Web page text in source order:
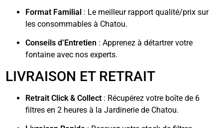
Format Familial : Le meilleur rapport qualité/prix sur
les consommables à Chatou.
Conseils d’Entretien : Apprenez à détartrer votre
fontaine avec nos experts.
LIVRAISON ET RETRAIT
Retrait Click & Collect : Récupérez votre boîte de 6
filtres en 2 heures à la Jardinerie de Chatou.